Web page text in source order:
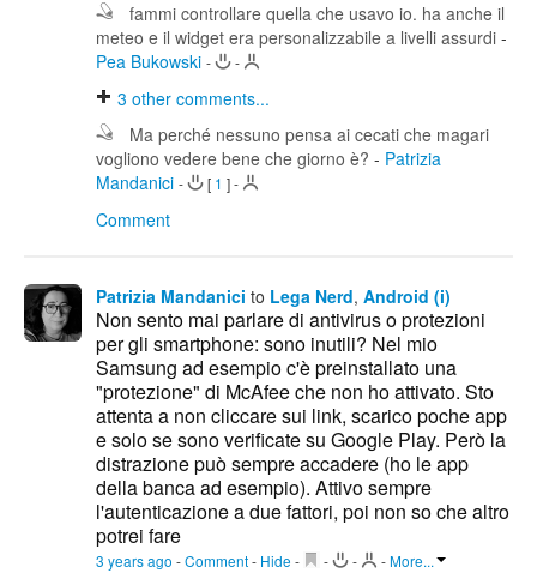
fammi controllare quella che usavo io. ha anche il
meteo e il widget era personalizzabile a livelli assurdi -
Pea Bukowski - -
3 other comments...
Ma perché nessuno pensa ai cecati che magari
vogliono vedere bene che giorno è? - Patrizia
Mandanici - [ 1 ]-
Comment
Patrizia Mandanici to Lega Nerd, Android (i)
Non sento mai parlare di antivirus o protezioni
per gli smartphone: sono inutili? Nel mio
Samsung ad esempio c'è preinstallato una
"protezione" di McAfee che non ho attivato. Sto
attenta a non cliccare sui link, scarico poche app
e solo se sono verificate su Google Play. Però la
distrazione può sempre accadere (ho le app
della banca ad esempio). Attivo sempre
l'autenticazione a due fattori, poi non so che altro
potrei fare
3 years ago -Comment- Hide - - - -More...